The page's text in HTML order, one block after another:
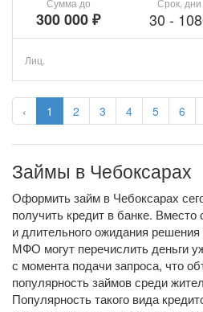
‹ 1 2 3 4 5 6
Сумма до
300 000 ₽
Срок, дни
30 -
Лиц.
Займы в Чебоксарах
Оформить займ в Чебоксарах
получить кредит в банке. Вместо
и длительного ожидания решения
МФО могут перечислить деньги
с момента подачи запроса, что
популярность займов среди
Популярность такого вида